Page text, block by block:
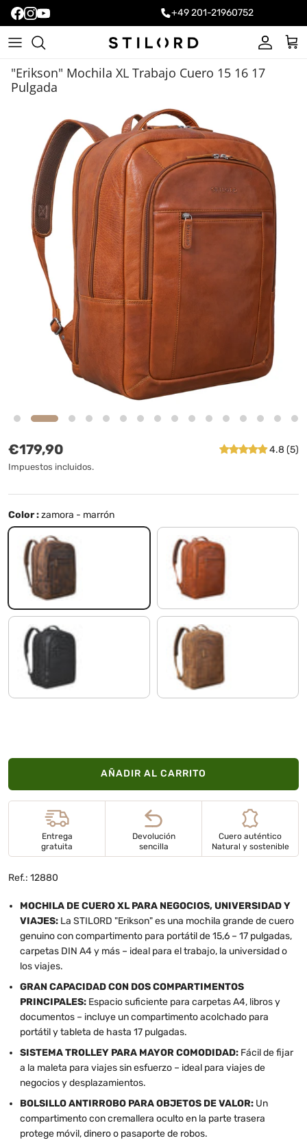
+49 201-21960752
Cuenta
"Erikson" Mochila XL Trabajo Cuero 15 16 17
Pulgada
Precio normal
€179,90
Impuestos incluidos.
4.8 (5)
Color :zamora - marrón
zamora - marrón maraska - marrón
negro tan marrón - oscuro
AÑADIR AL CARRITO
Entrega
gratuita
Devolución
sencilla
Cuero auténtico
Natural y sostenible
Ref.: 12880
MOCHILA DE CUERO XL PARA NEGOCIOS, UNIVERSIDAD Y
VIAJES: La STILORD "Erikson" es una mochila grande de cuero
genuino con compartimento para portátil de 15,6 – 17 pulgadas,
carpetas DIN A4 y más – ideal para el trabajo, la universidad o
los viajes.
GRAN CAPACIDAD CON DOS COMPARTIMENTOS
PRINCIPALES: Espacio suficiente para carpetas A4, libros y
documentos – incluye un compartimento acolchado para
portátil y tableta de hasta 17 pulgadas.
SISTEMA TROLLEY PARA MAYOR COMODIDAD: Fácil de fijar
a la maleta para viajes sin esfuerzo – ideal para viajes de
negocios y desplazamientos.
BOLSILLO ANTIRROBO PARA OBJETOS DE VALOR: Un
compartimento con cremallera oculto en la parte trasera
protege móvil, dinero o pasaporte de robos.